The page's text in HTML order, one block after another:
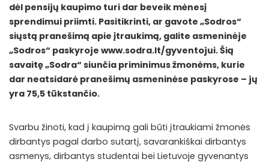
dėl pensijų kaupimo turi dar beveik mėnesį
sprendimui priimti. Pasitikrinti, ar gavote „Sodros“
siųstą pranešimą apie įtraukimą, galite asmeninėje
„Sodros“ paskyroje www.sodra.lt/gyventojui. Šią
savaitę „Sodra“ siunčia priminimus žmonėms, kurie
dar neatsidarė pranešimų asmeninėse paskyrose – jų
yra 75,5 tūkstančio.
Svarbu žinoti, kad į kaupimą gali būti įtraukiami žmonės
dirbantys pagal darbo sutartį, savarankiškai dirbantys
asmenys, dirbantys studentai bei Lietuvoje gyvenantys